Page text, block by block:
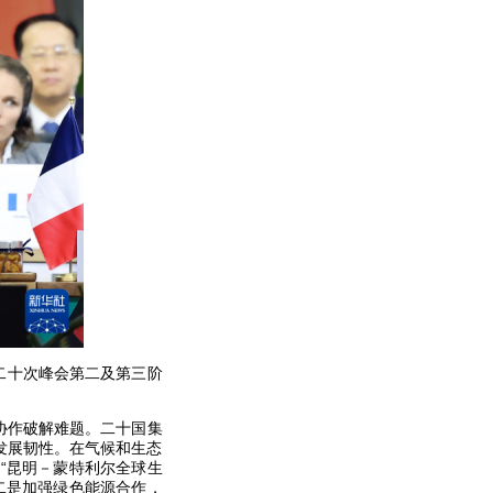
十次峰会第二及第三阶
作破解难题。二十国集
展韧性。在气候和生态
明－蒙特利尔全球生
加强绿色能源合作，